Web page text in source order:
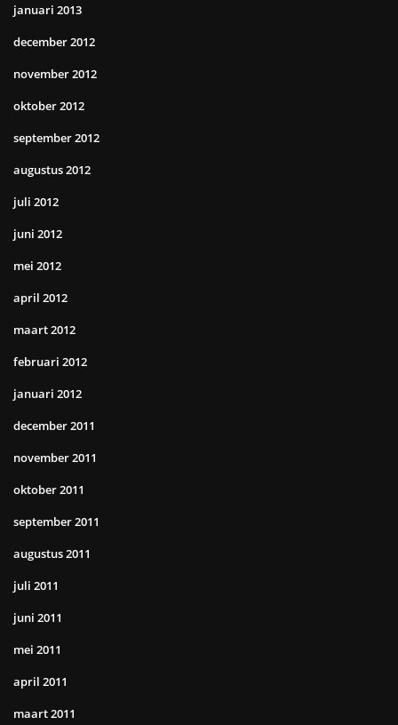
januari 2013
december 2012
november 2012
oktober 2012
september 2012
augustus 2012
juli 2012
juni 2012
mei 2012
april 2012
maart 2012
februari 2012
januari 2012
december 2011
november 2011
oktober 2011
september 2011
augustus 2011
juli 2011
juni 2011
mei 2011
april 2011
maart 2011